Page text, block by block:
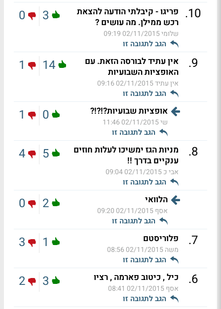
10
. פריגו - קיבלתי הודעה להצאת
רכש ממילן. מה עושים ?
שלומי02/11/2015 09:19
הגב לתגובה זו
3
0
9
.
אין עתיד לבורסה הזאת. עם
האופציות השבועיות
אין עתיד02/11/2015 09:16
הגב לתגובה זו
14
1
אופציות שבועיות?!?!?
שי02/11/2015 11:46
הגב לתגובה זו
0
1
8
.
מניות הגז ימשיכו לעלות חוזים
ענקיים בדרך !!
אבי כ02/11/2015 09:04
הגב לתגובה זו
5
4
הלוואי
אסף02/11/2015 09:20
הגב לתגובה זו
2
0
7
. פלוריסטם
משה02/11/2015 08:56
הגב לתגובה זו
1
3
6
. כיל , כיטוב פארמה , רציו
אסף02/11/2015 08:41
הגב לתגובה זו
3
2